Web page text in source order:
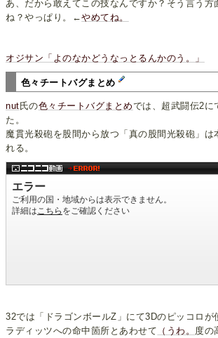
あ、だから敢えてこの技なんですか？そう言う方
ね？やっぱり。←やめてね。
オジサン「よのなかどうなっとるんかのう。」
色々チートバグまとめ
nut氏の色々チートバグまとめでは、超武闘伝2に
た。
魔貫光殺砲を股間から放つ「真の股間光殺砲」は
れる。
32では「ドラゴンボールZ」にて3Dのピッコロが
ラディッツへの命中箇所とあわせて （うわ。
度の